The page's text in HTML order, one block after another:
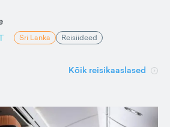
Sri Lanka Reisiideed
Kõik reisikaaslased